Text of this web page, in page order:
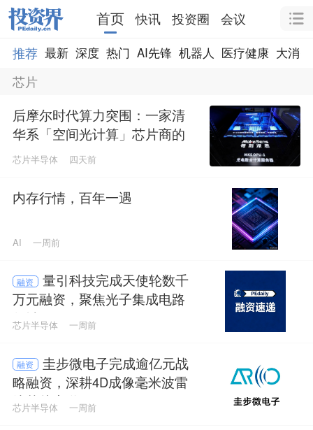
首页 快讯 投资圈
会议
推荐 最新 深度 热门 AI先锋 机器人 医疗健康 大消费
芯片
后摩尔时代算力突围：一家清
华系「空间光计算」芯片商的
代际跃升
芯片半导体 四天前
内存行情，百年一遇
AI 一周前
融资
量引科技完成天使轮数千
万元融资，聚焦光子集成电路
领域
芯片半导体 一周前
融资
圭步微电子完成逾亿元战
略融资，深耕4D成像毫米波雷
达芯片赛道
芯片半导体 一周前